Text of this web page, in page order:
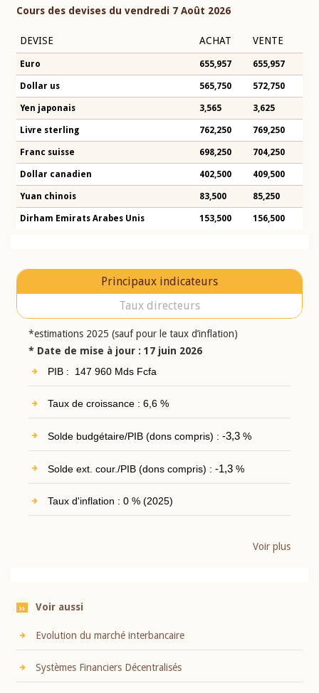
Cours des devises du vendredi 7 Août 2026
DEVISE ACHAT VENTE
Euro 655,957 655,957
Dollar us 565,750 572,750
Yen japonais 3,565 3,625
Livre sterling 762,250 769,250
Franc suisse 698,250 704,250
Dollar canadien 402,500 409,500
Yuan chinois 83,500 85,250
Dirham Emirats Arabes Unis 153,500 156,500
Principaux indicateurs
Taux directeurs
*estimations 2025 (sauf pour le taux d’inflation)
* Date de mise à jour : 17 juin 2026
PIB : 147 960 Mds Fcfa
Taux de croissance : 6,6 %
Solde budgétaire/PIB (dons compris) : -3,3%
Solde ext. cour./PIB (dons compris) : -1,3%
Taux d'inflation : 0 % (2025)
Voir plus
Voir aussi
Evolution du marché interbancaire
Systèmes Financiers Décentralisés